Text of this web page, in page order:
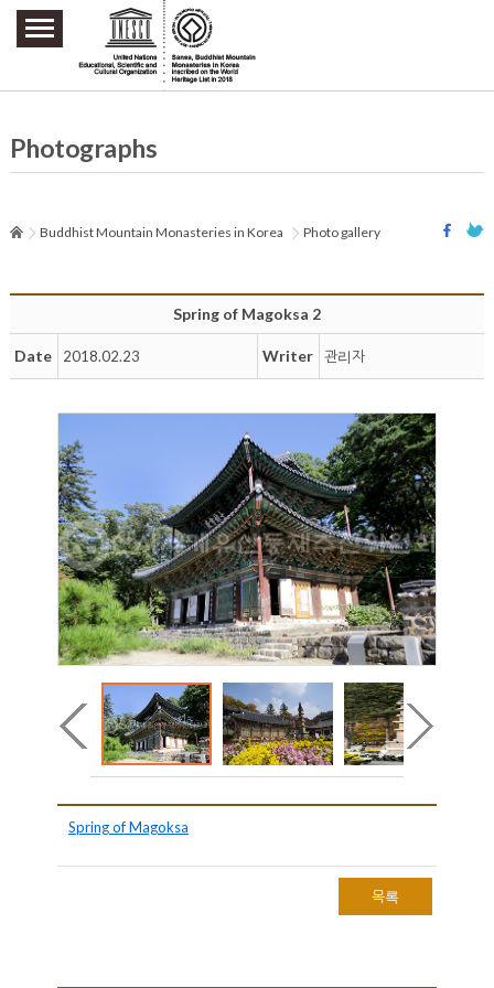
주요메뉴 바로가기
본문 바로가기
하단메뉴 바로가기
Photographs
Buddhist Mountain Monasteries in Korea Photo gallery
Spring of Magoksa 2
Date 2018.02.23 Writer 관리자
Spring of Magoksa
목록